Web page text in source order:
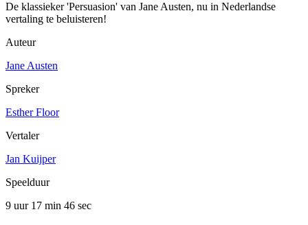
De klassieker 'Persuasion' van Jane Austen, nu in Nederlandse
vertaling te beluisteren!
Auteur
Jane Austen
Spreker
Esther Floor
Vertaler
Jan Kuijper
Speelduur
9 uur 17 min 46 sec